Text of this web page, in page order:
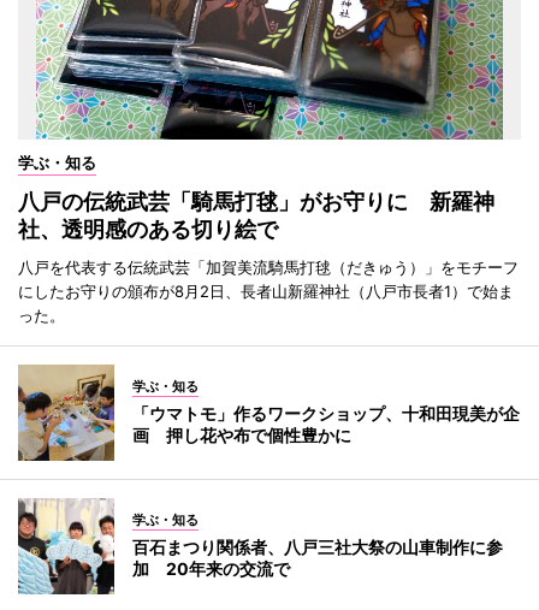
学ぶ・知る
八戸の伝統武芸「騎馬打毬」がお守りに 新羅神
社、透明感のある切り絵で
八戸を代表する伝統武芸「加賀美流騎馬打毬（だきゅう）」をモチーフ
にしたお守りの頒布が8月2日、長者山新羅神社（八戸市長者1）で始ま
った。
学ぶ・知る
「ウマトモ」作るワークショップ、十和田現美が企
画 押し花や布で個性豊かに
学ぶ・知る
百石まつり関係者、八戸三社大祭の山車制作に参
加 20年来の交流で